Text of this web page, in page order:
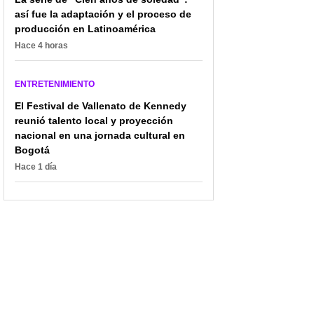
así fue la adaptación y el proceso de
producción en Latinoamérica
Hace 4 horas
ENTRETENIMIENTO
El Festival de Vallenato de Kennedy
reunió talento local y proyección
nacional en una jornada cultural en
Bogotá
Hace 1 día